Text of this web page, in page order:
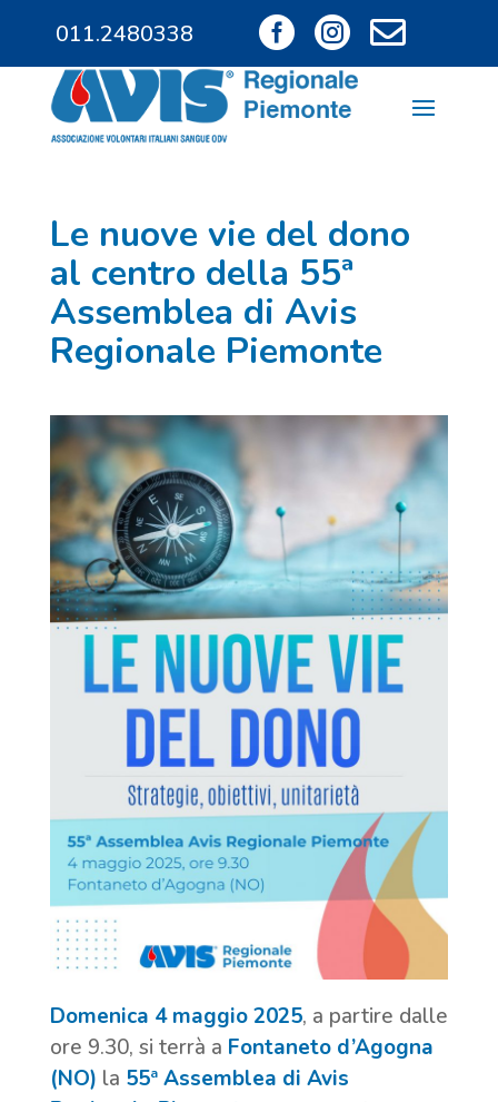
011.2480338
011.9685828
  
Le nuove vie del dono
al centro della 55ª
Assemblea di Avis
Regionale Piemonte
Domenica 4 maggio 2025, a partire dalle
ore 9.30, si terrà a Fontaneto d’Agogna
(NO) la 55ª Assemblea di Avis